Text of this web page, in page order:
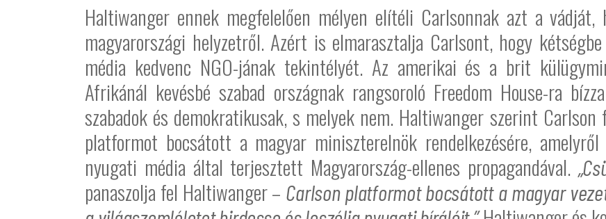
Haltiwanger ennek megfelelően mélyen elítéli Carlsonnak azt a
magyarországi helyzetről. Azért is elmarasztalja Carlsont, hogy
média kedvenc NGO-jának tekintélyét. Az amerikai és a brit
Afrikánál kevésbé szabad országnak rangsoroló Freedom House-ra
szabadok és demokratikusak, s melyek nem. Haltiwanger szerint
platformot bocsátott a magyar miniszterelnök rendelkezésére,
nyugati média által terjesztett Magyarország-ellenes propagandával.
panaszolja fel Haltiwanger – Carlson platformot bocsátott a magyar